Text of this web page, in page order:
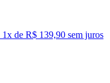
1x de R$ 139,90 sem juros